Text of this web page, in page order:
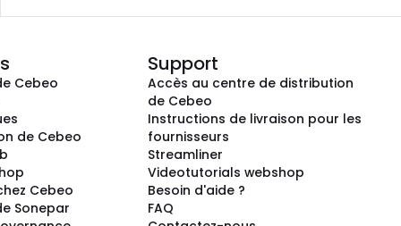
Cebeo
de Cebeo
Cebeo
Sonepar
Support
Accès au centre de distribution
de Cebeo
Instructions de livraison pour les
fournisseurs
Streamliner
Videotutorials webshop
Besoin d'aide ?
FAQ